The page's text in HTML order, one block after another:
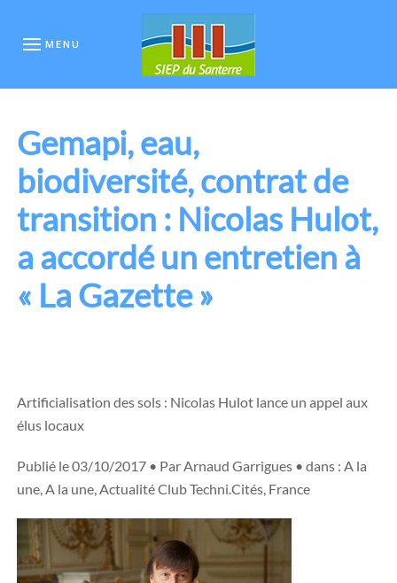
MENU
Gemapi, eau,
biodiversité, contrat de
transition : Nicolas Hulot,
a accordé un entretien à
« La Gazette »
Artificialisation des sols : Nicolas Hulot lance un appel aux
élus locaux
Publié le 03/10/2017 • Par Arnaud Garrigues • dans : A la
une, A la une, Actualité Club Techni.Cités, France